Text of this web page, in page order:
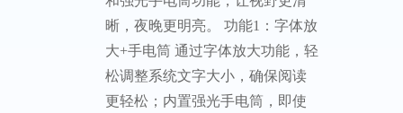
晰，夜晚更明亮。 功能1：字体放
大+手电筒 通过字体放大功能，轻
松调整系统文字大小，确保阅读
更轻松；内置强光手电筒，即使